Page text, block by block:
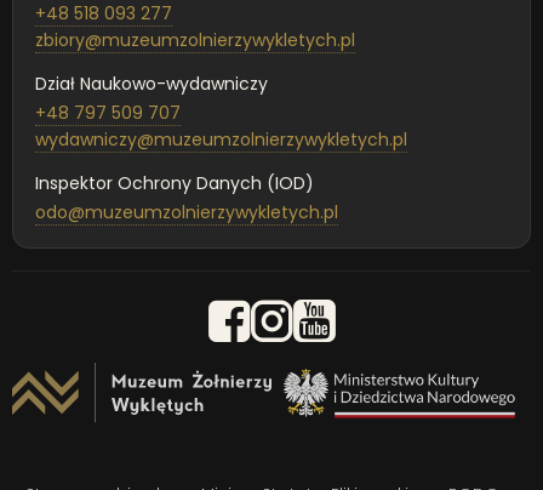
+48 518 093 277
zbiory@muzeumzolnierzywykletych.pl
Dział Naukowo-wydawniczy
+48 797 509 707
wydawniczy@muzeumzolnierzywykletych.pl
Inspektor Ochrony Danych (IOD)
odo@muzeumzolnierzywykletych.pl